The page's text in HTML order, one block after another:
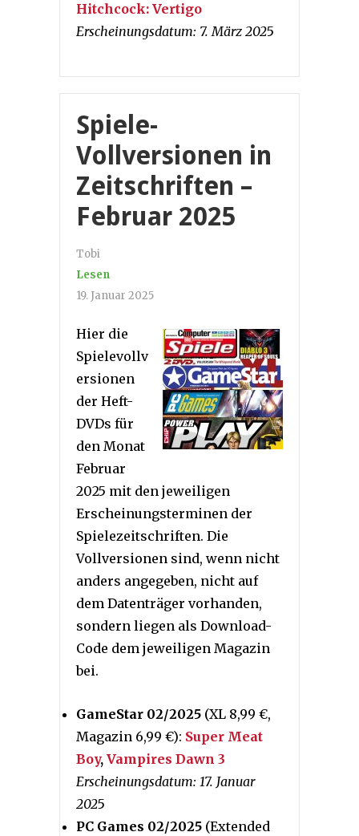
Hitchcock: Vertigo
Erscheinungsdatum: 7. März 2025
Spiele-
Vollversionen in
Zeitschriften –
Februar 2025
Tobi
Lesen
19. Januar 2025
Hier die
Spielevollv
ersionen
der Heft-
DVDs für
den Monat
Februar
2025 mit den jeweiligen
Erscheinungsterminen der
Spielezeitschriften. Die
Vollversionen sind, wenn nicht
anders angegeben, nicht auf
dem Datenträger vorhanden,
sondern liegen als Download-
Code dem jeweiligen Magazin
bei.
GameStar 02/2025 (XL 8,99 €,
Magazin 6,99 €): Super Meat
Boy, Vampires Dawn 3
Erscheinungsdatum: 17. Januar
2025
PC Games 02/2025 (Extended